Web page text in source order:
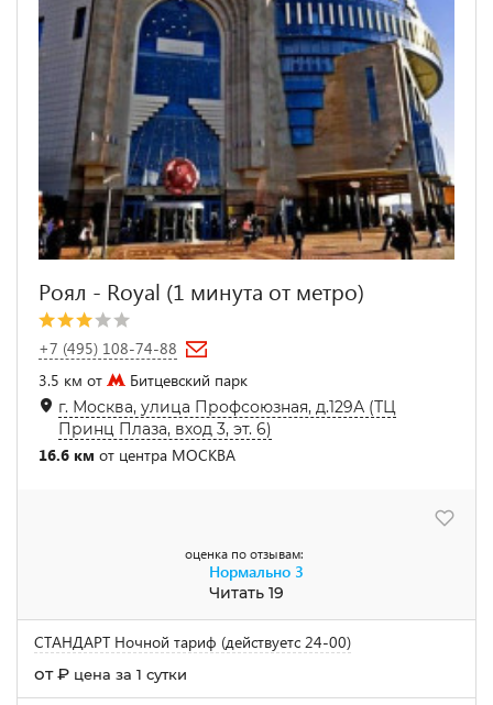
Роял - Royal (1 минута от метро)
+7 (495) 108-74-88
3.5 км от
Битцевский парк
г. Москва, улица Профсоюзная, д.129А (ТЦ
Принц Плаза, вход 3, эт. 6)
16.6 км от центра МОСКВА
оценка по отзывам:
Нормально 3
Читать 19
СТАНДАРТ Ночной тариф (действуетс 24-00)
от₽ цена за 1 сутки